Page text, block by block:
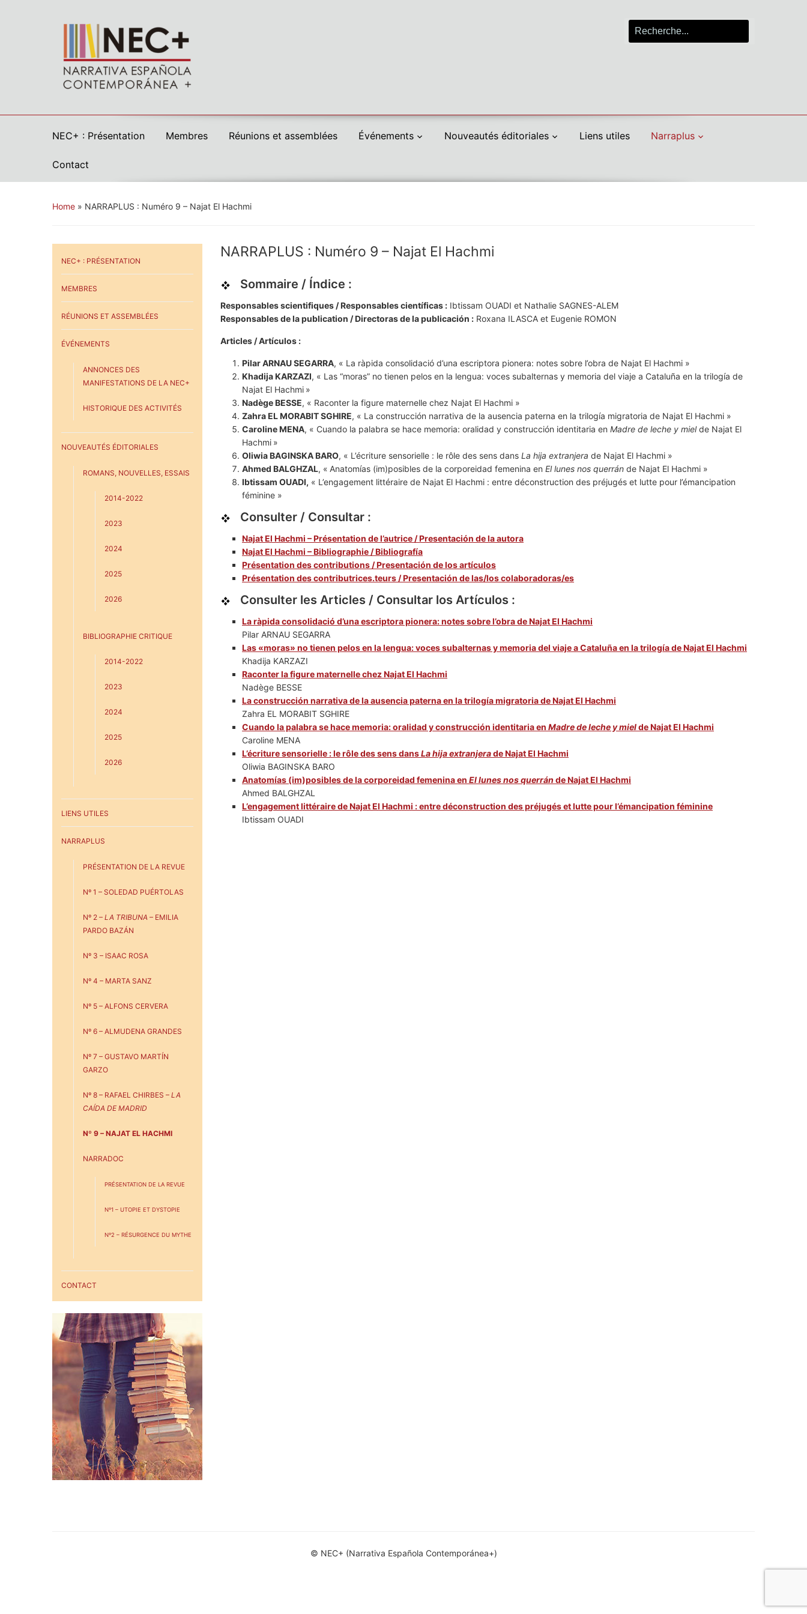
Search
for:
NEC+ : Présentation Membres Réunions et assemblées Événements Nouveautés éditoriales Liens utiles Narraplus
Contact
Home » NARRAPLUS : Numéro 9 – Najat El Hachmi
NEC+ : PRÉSENTATION
MEMBRES
RÉUNIONS ET ASSEMBLÉES
ÉVÉNEMENTS
ANNONCES DES
MANIFESTATIONS DE LA NEC+
HISTORIQUE DES ACTIVITÉS
NOUVEAUTÉS ÉDITORIALES
ROMANS, NOUVELLES, ESSAIS
2014-2022
2023
2024
2025
2026
BIBLIOGRAPHIE CRITIQUE
2014-2022
2023
2024
2025
2026
LIENS UTILES
NARRAPLUS
PRÉSENTATION DE LA REVUE
Nº 1 – SOLEDAD PUÉRTOLAS
Nº 2 – LA TRIBUNA – EMILIA
PARDO BAZÁN
Nº 3 – ISAAC ROSA
Nº 4 – MARTA SANZ
Nº 5 – ALFONS CERVERA
Nº 6 – ALMUDENA GRANDES
Nº 7 – GUSTAVO MARTÍN
GARZO
Nº 8 – RAFAEL CHIRBES – LA
CAÍDA DE MADRID
Nº 9 – NAJAT EL HACHMI
NARRADOC
PRÉSENTATION DE LA REVUE
Nº1 – UTOPIE ET DYSTOPIE
Nº2 – RÉSURGENCE DU MYTHE
CONTACT
NARRAPLUS : Numéro 9 – Najat El Hachmi
Sommaire / Índice :
Responsables scientifiques / Responsables científicas : Ibtissam OUADI et Nathalie SAGNES-ALEM
Responsables de la publication / Directoras de la publicación : Roxana ILASCA et Eugenie ROMON
Articles / Artículos :
PilarARNAU SEGARRA, « La ràpida consolidació d’una escriptora pionera: notes sobre l’obra de Najat El Hachmi »
Khadija KARZAZI, « Las “moras” no tienen pelos en la lengua: voces subalternas y memoria del viaje a Cataluña en la trilogía de
Najat El Hachmi »
Nadège BESSE, « Raconter la figure maternelle chez Najat El Hachmi »
Zahra EL MORABIT SGHIRE, « La construcción narrativa de la ausencia paterna en la trilogía migratoria de Najat El Hachmi »
Caroline MENA, « Cuando la palabra se hace memoria: oralidad y construcción identitaria en Madre de leche y mielde Najat El
Hachmi »
Oliwia BAGINSKA BARO, « L’écriture sensorielle : le rôle des sens dans La hija extranjera de Najat El Hachmi »
Ahmed BALGHZAL, « Anatomías (im)posibles de la corporeidad femenina en El lunes nos querrán de Najat El Hachmi »
Ibtissam OUADI, « L’engagement littéraire de Najat El Hachmi : entre déconstruction des préjugés et lutte pour l’émancipation
féminine »
Consulter / Consultar :
Najat El Hachmi – Présentation de l’autrice / Presentación de la autora
Najat El Hachmi – Bibliographie / Bibliografía
Présentation des contributions / Presentación de los artículos
Présentation des contributrices.teurs / Presentación de las/los colaboradoras/es
Consulter les Articles / Consultar los Artículos :
La ràpida consolidació d’una escriptora pionera: notes sobre l’obra de Najat El Hachmi
Pilar ARNAU SEGARRA
Las «moras» no tienen pelos en la lengua: voces subalternas y memoria del viaje a Cataluña en la trilogía de Najat El Hachmi
Khadija KARZAZI
Raconter la figure maternelle chez Najat El Hachmi
Nadège BESSE
La construcción narrativa de la ausencia paterna en la trilogía migratoria de Najat El Hachmi
Zahra EL MORABIT SGHIRE
Cuando la palabra se hace memoria: oralidad y construcción identitaria en Madre de leche y mielde Najat El Hachmi
Caroline MENA
L’écriture sensorielle : le rôle des sens dansLa hija extranjerade Najat El Hachmi
Oliwia BAGINSKA BARO
Anatomías (im)posibles de la corporeidad femenina en El lunes nos querrán de Najat El Hachmi
Ahmed BALGHZAL
L’engagement littéraire de Najat El Hachmi : entre déconstruction des préjugés et lutte pour l’émancipation féminine
Ibtissam OUADI
© NEC+ (Narrativa Española Contemporánea+)